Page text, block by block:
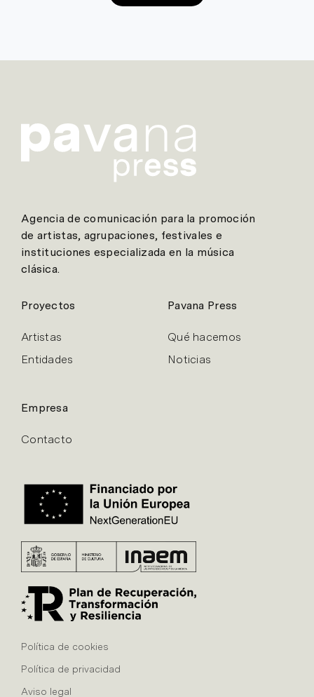
Agencia de comunicación para la promoción
de artistas, agrupaciones, festivales e
instituciones especializada en la música
clásica.
Proyectos
Artistas
Entidades
Pavana Press
Qué hacemos
Noticias
Empresa
Contacto
Política de cookies
Política de privacidad
Aviso legal